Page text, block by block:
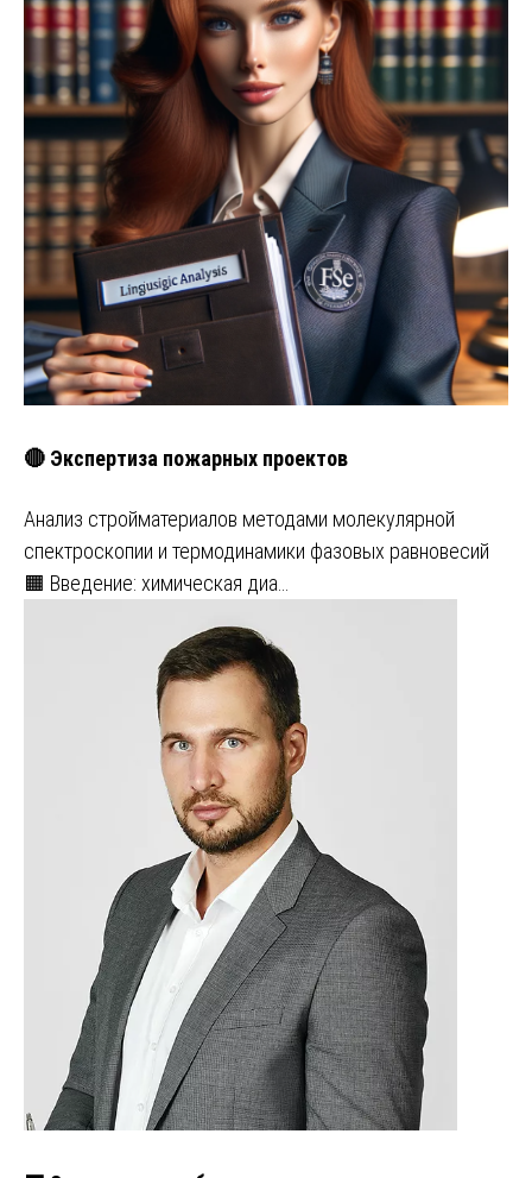
🔴 Экспертиза пожарных проектов
Анализ стройматериалов методами молекулярной
спектроскопии и термодинамики фазовых равновесий
🟧 Введение: химическая диа…